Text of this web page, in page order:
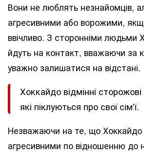
Вони не люблять незнайомців,
агресивними або ворожими,
ввічливо. З сторонніми людьми
йдуть на контакт, вважаючи за
уважно залишатися на відстані.
Хоккайдо відмінні сторожові
які піклуються про свої сім'ї.
Незважаючи на те, що
агресивними по відношенню до